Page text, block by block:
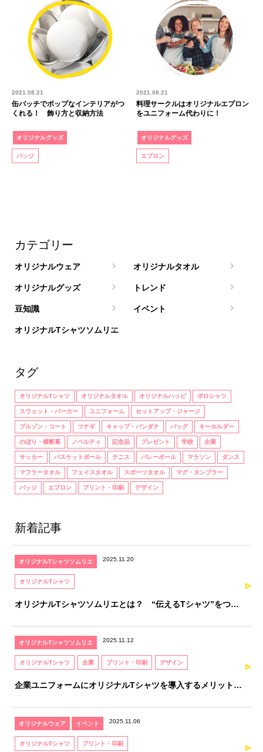
2021.08.21
缶バッチでポップなインテリアがつ
くれる！ 飾り方と収納方法
オリジナルグッズ
バッジ
2021.08.21
料理サークルはオリジナルエプロン
をユニフォーム代わりに！
オリジナルグッズ
エプロン
カテゴリー
オリジナルウェア オリジナルタオル
オリジナルグッズ トレンド
豆知識 イベント
オリジナルTシャツソムリエ
タグ
オリジナルTシャツ オリジナルタオル オリジナルハッピ ポロシャツ
スウェット・パーカー ユニフォーム セットアップ・ジャージ
ブルゾン・コート ツナギ キャップ・バンダナ バッグ キーホルダー
のぼり・横断幕 ノベルティ 記念品 プレゼント 学校 企業
サッカー バスケットボール テニス バレーボール マラソン ダンス
マフラータオル フェイスタオル スポーツタオル マグ・タンブラー
バッジ エプロン プリント・印刷 デザイン
新着記事
オリジナルTシャツソムリエ 2025.11.20
オリジナルTシャツ
オリジナルTシャツソムリエとは？ “伝えるTシャツ”をつく
オリジナルTシャツソムリエ 2025.11.12
オリジナルTシャツ 企業 プリント・印刷 デザイン
企業ユニフォームにオリジナルTシャツを導入するメリットと
オリジナルウェア イベント 2025.11.06
オリジナルTシャツ プリント・印刷